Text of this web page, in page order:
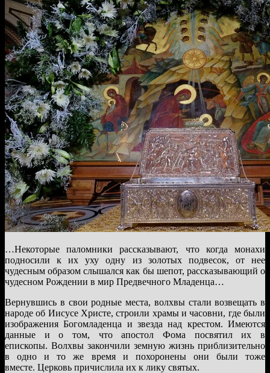
…Некоторые паломники рассказывают, что когда монахи
подносили к их уху одну из золотых подвесок, от нее
чудесным образом слышался как бы шепот, рассказывающий о
чудесном Рождении в мир Предвечного Младенца…
Вернувшись в свои родные места, волхвы стали возвещать в
народе об Иисусе Христе, строили храмы и часовни, где были
изображения Богомладенца и звезда над крестом. Имеются
данные и о том, что апостол Фома посвятил их в
епископы. Волхвы закончили земную жизнь приблизительно
в одно и то же время и похоронены они были тоже
вместе. Церковь причислила их к лику святых.